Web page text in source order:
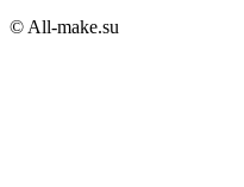
© All-make.su